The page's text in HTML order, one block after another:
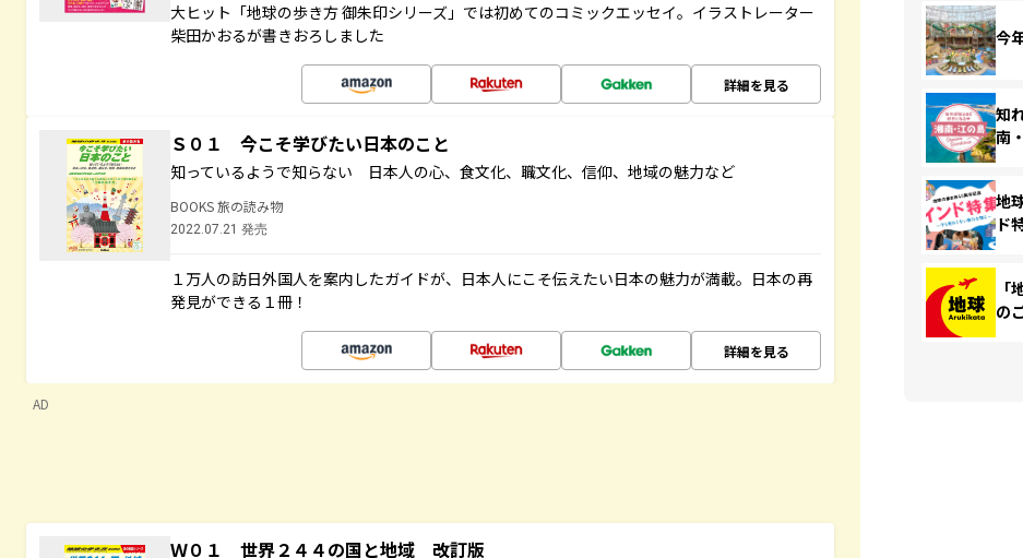
大ヒット「地球の歩き方 御朱印シリーズ」では初めてのコミックエッセイ。イラストレーター
柴田かおるが書きおろしました
詳細を見る
Ｓ０１ 今こそ学びたい日本のこと
知っているようで知らない 日本人の心、食文化、職文化、信仰、地域の魅力など
BOOKS 旅の読み物
2022.07.21 発売
１万人の訪日外国人を案内したガイドが、日本人にこそ伝えたい日本の魅力が満載。日本の再
発見ができる１冊！
詳細を見る
AD
Ｗ０１ 世界２４４の国と地域 改訂版
今
知
南
地
ド
の